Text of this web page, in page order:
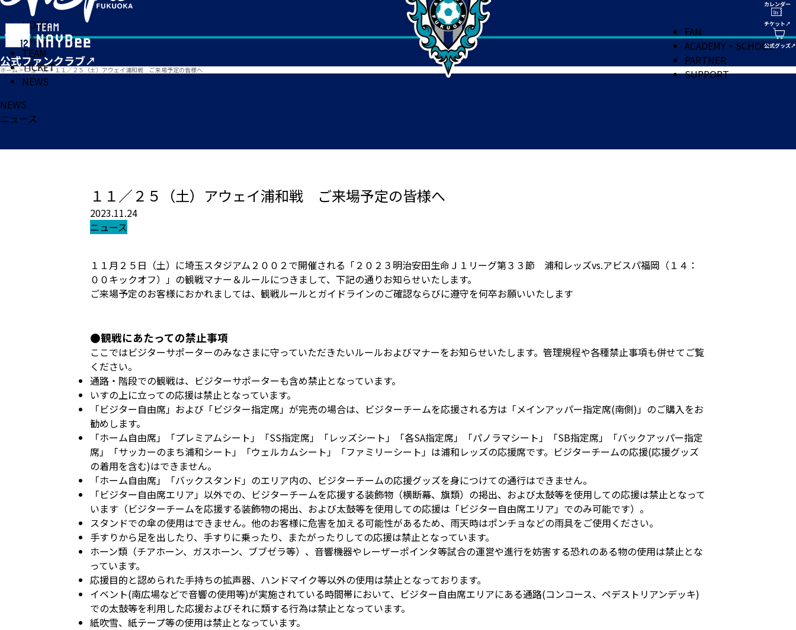
HOME
MATCH
TEAM
TICKET
NEWS
FAN
ACADEMY・SCHOOL
PARTNER
SUPPORT
ホーム > ニュース> １１／２５（土）アウェイ浦和戦 ご来場予定の皆様へ
NEWS
ニュース
１１／２５（土）アウェイ浦和戦 ご来場予定の皆様へ
2023.11.24
ニュース
１１月２５日（土）に埼玉スタジアム２００２で開催される「２０２３明治安田生命Ｊ１リーグ第３３節 浦和レッズvs.アビスパ福岡（１４：
００キックオフ）」の観戦マナー＆ルールにつきまして、下記の通りお知らせいたします。
ご来場予定のお客様におかれましては、観戦ルールとガイドラインのご確認ならびに遵守を何卒お願いいたします
●観戦にあたっての禁止事項
ここではビジターサポーターのみなさまに守っていただきたいルールおよびマナーをお知らせいたします。管理規程や各種禁止事項も併せてご覧
ください。
通路・階段での観戦は、ビジターサポーターも含め禁止となっています。
いすの上に立っての応援は禁止となっています。
「ビジター自由席」および「ビジター指定席」が完売の場合は、ビジターチームを応援される方は「メインアッパー指定席(南側)」のご購入をお
勧めします。
「ホーム自由席」「プレミアムシート」「SS指定席」「レッズシート」「各SA指定席」「パノラマシート」「SB指定席」「バックアッパー指定
席」「サッカーのまち浦和シート」「ウェルカムシート」「ファミリーシート」は浦和レッズの応援席です。ビジターチームの応援(応援グッズ
の着用を含む)はできません。
「ホーム自由席」「バックスタンド」のエリア内の、ビジターチームの応援グッズを身につけての通行はできません。
「ビジター自由席エリア」以外での、ビジターチームを応援する装飾物（横断幕、旗類）の掲出、および太鼓等を使用しての応援は禁止となって
います（ビジターチームを応援する装飾物の掲出、および太鼓等を使用しての応援は「ビジター自由席エリア」でのみ可能です）。
スタンドでの傘の使用はできません。他のお客様に危害を加える可能性があるため、雨天時はポンチョなどの雨具をご使用ください。
手すりから足を出したり、手すりに乗ったり、またがったりしての応援は禁止となっています。
ホーン類（チアホーン、ガスホーン、ブブゼラ等）、音響機器やレーザーポインタ等試合の運営や進行を妨害する恐れのある物の使用は禁止とな
っています。
応援目的と認められた手持ちの拡声器、ハンドマイク等以外の使用は禁止となっております。
イベント(南広場などで音響の使用等)が実施されている時間帯において、ビジター自由席エリアにある通路(コンコース、ペデストリアンデッキ)
での太鼓等を利用した応援およびそれに類する行為は禁止となっています。
紙吹雪、紙テープ等の使用は禁止となっています。